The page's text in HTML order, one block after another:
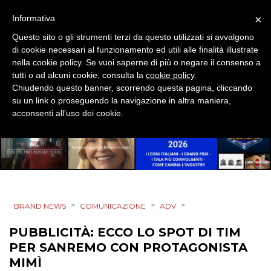
CINEMA
DIGITALE
EDITORIA
RADIO / AUDIO
BRAND NEWS > COMUNICAZIONE > ADV >
PUBBLICITÀ: ECCO LO SPOT DI TIM
PER SANREMO CON PROTAGONISTA
MIMÌ
×
Informativa
Questo sito o gli strumenti terzi da questo utilizzati si avvalgono
di cookie necessari al funzionamento ed utili alle finalità illustrate
nella cookie policy. Se vuoi saperne di più o negare il consenso a
tutti o ad alcuni cookie, consulta la cookie policy.
Chiudendo questo banner, scorrendo questa pagina, cliccando
su un link o proseguendo la navigazione in altra maniera,
acconsenti all’uso dei cookie.